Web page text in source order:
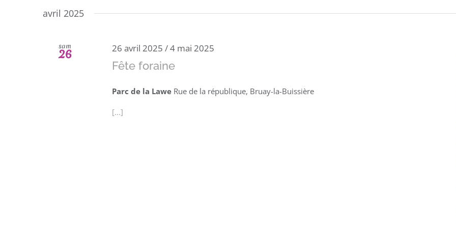
date.
avril 2025
sam
26 26 avril 2025 /4 mai 2025
Fête foraine
Parc de la Lawe Rue de la république, Bruay-la-Buissière
[...]